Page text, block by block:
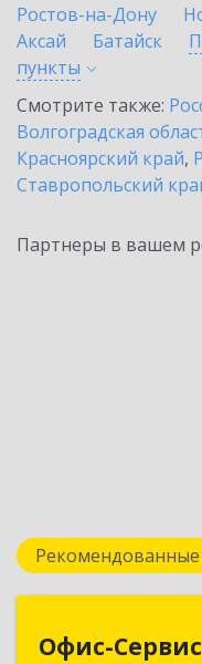
Ростов-на-Дону
Аксай
Батайск
пункты
Смотрите также:
Волгоградская
Красноярский край,
Ставропольский
Партнеры в вашем
Офис-Сервис